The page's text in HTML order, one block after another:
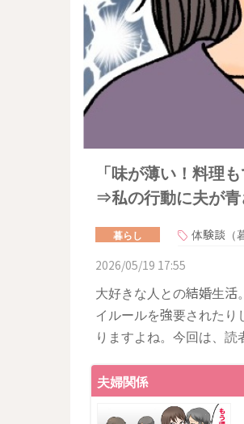
「味が薄い！料理
⇒私の行動に夫が青
暮らし 体験談（
2026/05/19 17:55
大好きな人との結婚生
イルールを強要された
りますよね。今回は、
夫婦関係